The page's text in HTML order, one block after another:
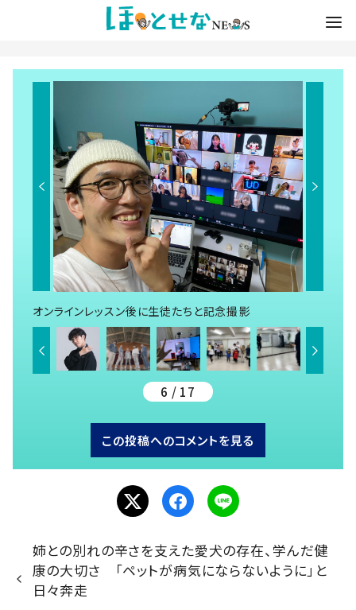
オンラインレッスン後に生徒たちと記念撮影
6 / 17
この投稿へのコメントを見る
姉との別れの辛さを支えた愛犬の存在、学んだ健
康の大切さ 「ペットが病気にならないように」と
日々奔走